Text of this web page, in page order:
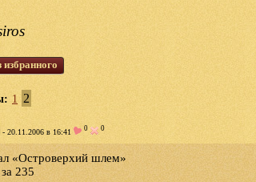
избранного
1 2
- 20.11.2006 в 16:41 0 0
«Островерхий шлем»
235